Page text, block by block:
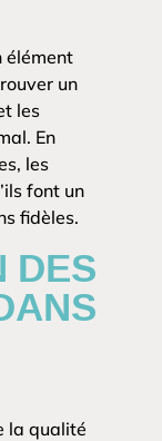
élément
un
les
En
les
font un
fidèles.
DES
la qualité